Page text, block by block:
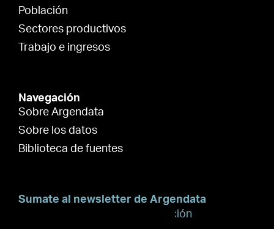
Población
Sectores productivos
Trabajo e ingresos
Navegación
Sobre Argendata
Sobre los datos
Biblioteca de fuentes
Sumate al newsletter de Argendata
Suscribite para recibir información